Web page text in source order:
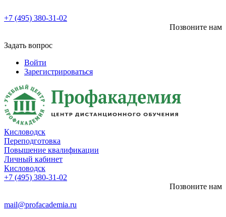
+7 (495) 380-31-02
Позвоните нам
Задать вопрос
Войти
Зарегистрироваться
Кисловодск
Переподготовка
Повышение квалификации
Личный кабинет
Кисловодск
+7 (495) 380-31-02
Позвоните нам
mail@profacademia.ru